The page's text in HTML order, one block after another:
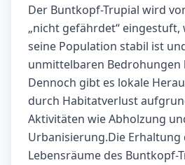
Der Buntkopf-Trupial wird
„nicht gefährdet“ eingestuft,
seine Population stabil ist
unmittelbaren Bedrohungen
Dennoch gibt es lokale
durch Habitatverlust
Aktivitäten wie Abholzung
Urbanisierung.Die
Lebensräume des Buntkopf-